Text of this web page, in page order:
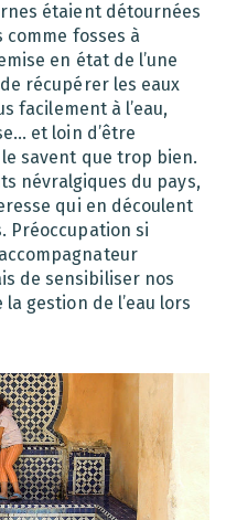
étaient détournées
fosses à
en état de l’une
récupérer les eaux
facilement à l’eau,
et loin d’être
savent que trop bien.
névralgiques du pays,
qui en découlent
Préoccupation si
de sensibiliser nos
gestion de l’eau lors